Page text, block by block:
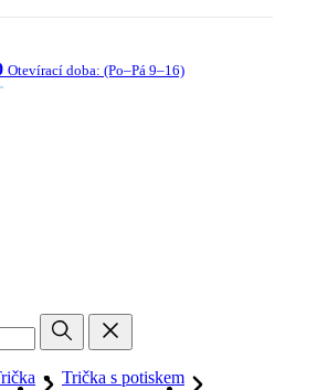
Otevírací doba: (Po–Pá 9–16)
Trička s potiskem